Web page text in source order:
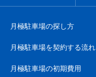
月極駐車場の探し方
月極駐車場を契約する流れ
月極駐車場の初期費用